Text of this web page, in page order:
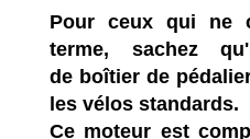
Pour ceux qui ne
terme, sachez
de boîtier de
les vélos standards.
Ce moteur est